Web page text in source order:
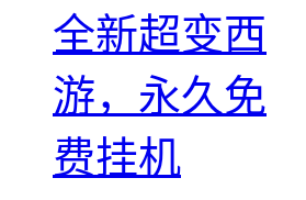
全新超变西
游，永久免
费挂机